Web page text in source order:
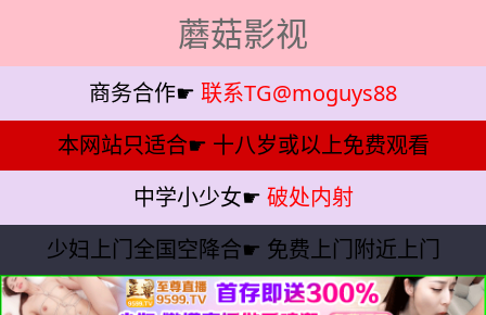
蘑菇影视
商务合作☛ 联系TG@moguys88
本网站只适合☛ 十八岁或以上免费观看
中学小少女☛ 破处内射
少妇上门全国空降合☛ 免费上门附近上门